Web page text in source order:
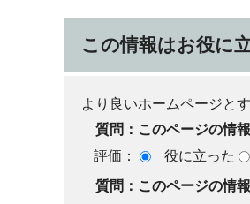
この情報はお役に
より良いホームページと
質問：このページの情
評価：
役に立った
質問：このページの情